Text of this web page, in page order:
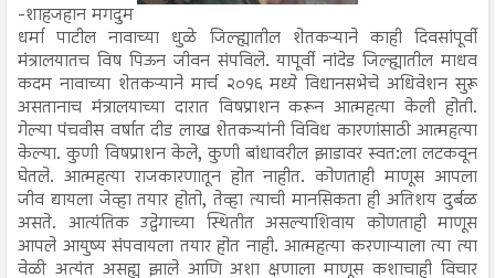
-शाहजहान मगदुम
धर्मा पाटील नावाच्या धुळे जिल्ह्यातील शेतकऱ्याने काही दिवसांपूर्वी
मंत्रालयातच विष पिऊन जीवन संपविले. यापूर्वी नांदेड जिल्ह्यातील माधव
कदम नावाच्या शेतकऱ्याने मार्च २०१६ मध्ये विधानसभेचे अधिवेशन सुरू
असतानाच मंत्रालयाच्या दारात विषप्राशन करून आत्महत्या केली होती.
गेल्या पंचवीस वर्षात दीड लाख शेतकऱ्यांनी विविध कारणांसाठी आत्महत्या
केल्या. कुणी विषप्राशन केले, कुणी बांधावरील झाडावर स्वत:ला लटकवून
घेतले. आत्महत्या राजकारणातून होत नाहीत. कोणताही माणूस आपला
जीव द्यायला जेव्हा तयार होतो, तेव्हा त्याची मानसिकता ही अतिशय दुर्बळ
असते. आत्यंतिक उद्वेगाच्या स्थितीत असल्याशिवाय कोणताही माणूस
आपले आयुष्य संपवायला तयार होत नाही. आत्महत्या करणाऱ्याला त्या त्या
वेळी अत्यंत असह्य झाले आणि अशा क्षणाला माणूस कशाचाही विचार